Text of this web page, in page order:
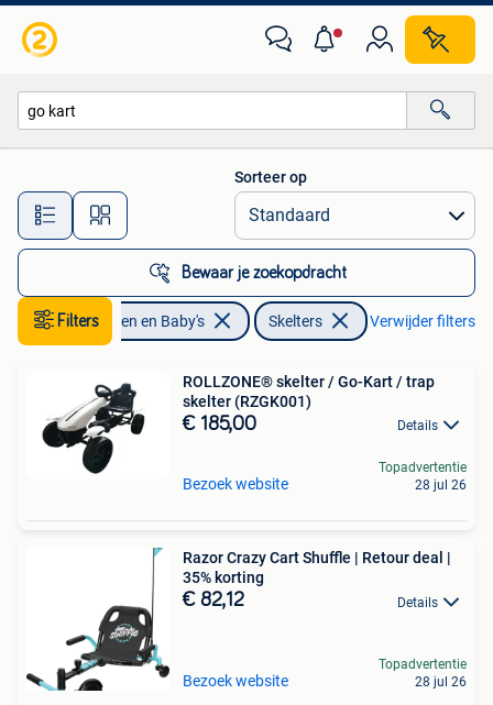
Alle afstanden…
Sorteer op
Bewaar je zoekopdracht
FiltersKinderen en Baby's Skelters Verwijder filters
ROLLZONE® skelter / Go-Kart / trap
skelter (RZGK001)
€ 185,00 Details
Bezoek website
Topadvertentie
28 jul 26
Razor Crazy Cart Shuffle | Retour deal |
35% korting
€ 82,12 Details
Bezoek website
Topadvertentie
28 jul 26